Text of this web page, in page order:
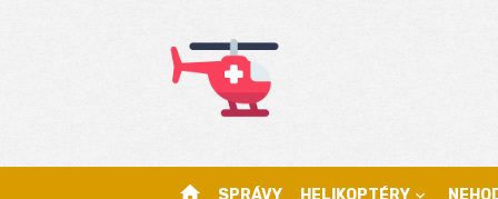
home SPRÁVY HELIKOPTÉRY